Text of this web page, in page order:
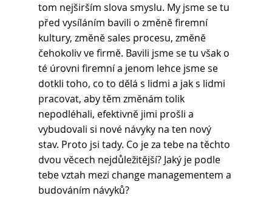
tom nejširším slova smyslu. My jsme se tu
před vysíláním bavili o změně firemní
kultury, změně sales procesu, změně
čehokoliv ve firmě. Bavili jsme se tu však o
té úrovni firemní a jenom lehce jsme se
dotkli toho, co to dělá s lidmi a jak s lidmi
pracovat, aby těm změnám tolik
nepodléhali, efektivně jimi prošli a
vybudovali si nové návyky na ten nový
stav. Proto jsi tady. Co je za tebe na těchto
dvou věcech nejdůležitější? Jaký je podle
tebe vztah mezi change managementem a
budováním návyků?